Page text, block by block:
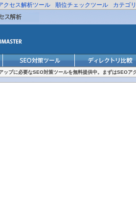
クセス解析ツール 順位チェックツール カテゴ
ップに必要なSEO対策ツールを無料提供中。まずはSEOア